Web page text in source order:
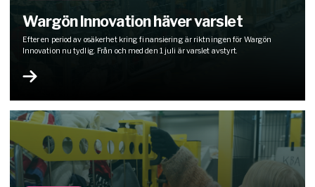
Wargön Innovation häver varslet
Efter en period av osäkerhet kring finansiering är riktningen för Wargön
Innovation nu tydlig. Från och med den 1 juli är varslet avstyrt.